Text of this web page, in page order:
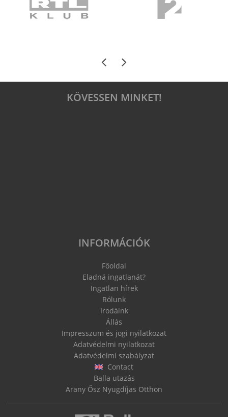
KÖVESSEN MINKET!
INFORMÁCIÓK
Főoldal
Eladná ingatlanát?
Ingatlan hírek
Rólunk
Irodáink
Állás
Impresszum és jogi nyilatkozat
Adatvédelmi nyilatkozat
Adatvédelmi szabályzat
Contact
Balla utazás
Arany Ősz Nyugdíjas Otthon